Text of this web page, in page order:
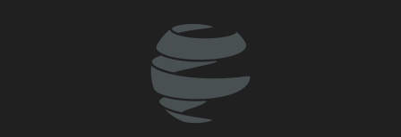
۱۰ اتحادیه کارگری خواستار لغو مجوز استفاده آمریکا از پایگاه‌های
فارن افرز: آمریکا باید غرب آسیا را ترک کند